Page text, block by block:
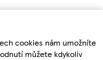
cookies nám umožníte
můžete kdykoliv